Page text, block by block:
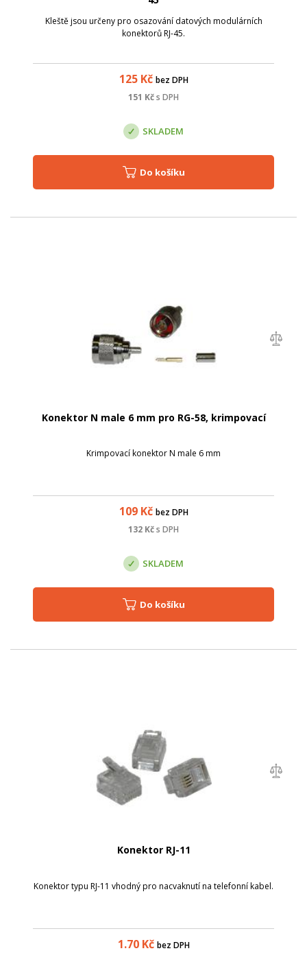
Kleště jsou určeny pro osazování datových modulárních
konektorů RJ-45.
125Kč bez DPH
151 Kčs DPH
SKLADEM
Do košíku
Konektor N male 6 mm pro RG-58, krimpovací
Krimpovací konektor N male 6 mm
109Kč bez DPH
132 Kčs DPH
SKLADEM
Do košíku
Konektor RJ-11
Konektor typu RJ-11 vhodný pro nacvaknutí na telefonní kabel.
1.70Kč bez DPH